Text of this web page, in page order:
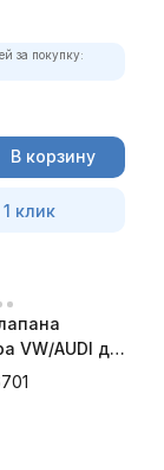
за покупку:
В корзину
клик
VW/AUDI дв.
6701